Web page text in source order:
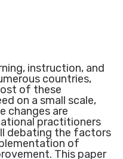
instruction, and
countries,
of these
on a small scale,
changes are
practitioners
debating the factors
of
This paper